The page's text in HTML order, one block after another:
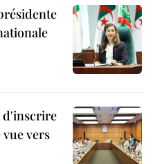
d'inscrire
vers